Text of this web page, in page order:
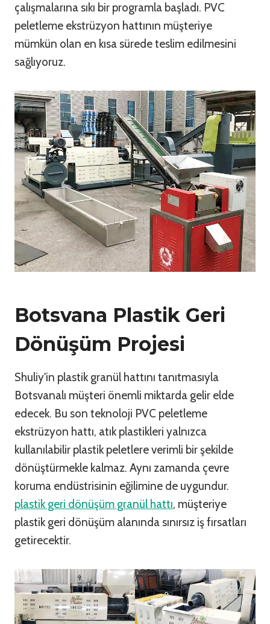
çalışmalarına sıkı bir programla başladı. PVC
peletleme ekstrüzyon hattının müşteriye
mümkün olan en kısa sürede teslim edilmesini
sağlıyoruz.
Botsvana Plastik Geri
Dönüşüm Projesi
Shuliy'in plastik granül hattını tanıtmasıyla
Botsvanalı müşteri önemli miktarda gelir elde
edecek. Bu son teknoloji PVC peletleme
ekstrüzyon hattı, atık plastikleri yalnızca
kullanılabilir plastik peletlere verimli bir şekilde
dönüştürmekle kalmaz. Aynı zamanda çevre
koruma endüstrisinin eğilimine de uygundur.
plastik geri dönüşüm granül hattı, müşteriye
plastik geri dönüşüm alanında sınırsız iş fırsatları
getirecektir.